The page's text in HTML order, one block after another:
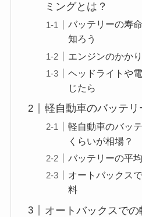
ミングとは？
バッテリーの寿
知ろう
エンジンのかか
ヘッドライトや
じたら
軽自動車のバッテ
軽自動車のバッ
くらいが相場？
バッテリーの平
オートバックス
料
オートバックスで